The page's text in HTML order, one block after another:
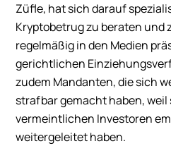
Züfle, hat sich darauf
Kryptobetrug zu beraten und
regelmäßig in den Medien
gerichtlichen
zudem Mandanten, die sich
strafbar gemacht haben, weil
vermeintlichen Investoren
weitergeleitet haben.